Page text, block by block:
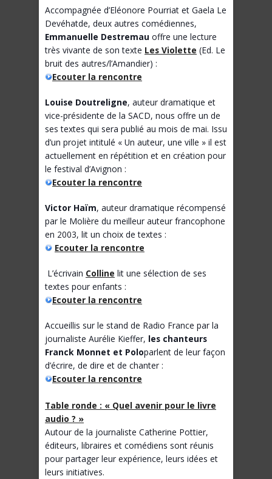
Accompagnée d’Eléonore Pourriat et Gaela Le
Devéhatde, deux autres comédiennes,
Emmanuelle Destremau offre une lecture
très vivante de son texte Les Violette (Ed. Le
bruit des autres/l’Amandier) :
Ecouter la rencontre
Louise Doutreligne, auteur dramatique et
vice-présidente de la SACD, nous offre un de
ses textes qui sera publié au mois de mai. Issu
d’un projet intitulé « Un auteur, une ville » il est
actuellement en répétition et en création pour
le festival d’Avignon :
Ecouter la rencontre
Victor Haïm, auteur dramatique récompensé
par le Molière du meilleur auteur francophone
en 2003, lit un choix de textes :
Ecouter la rencontre
L’écrivain Colline lit une sélection de ses
textes pour enfants :
Ecouter la rencontre
Accueillis sur le stand de Radio France par la
journaliste Aurélie Kieffer, les chanteurs
Franck Monnet et Poloparlent de leur façon
d’écrire, de dire et de chanter :
Ecouter la rencontre
Table ronde : « Quel avenir pour le livre
audio ? »
Autour de la journaliste Catherine Pottier,
éditeurs, libraires et comédiens sont réunis
pour partager leur expérience, leurs idées et
leurs initiatives.